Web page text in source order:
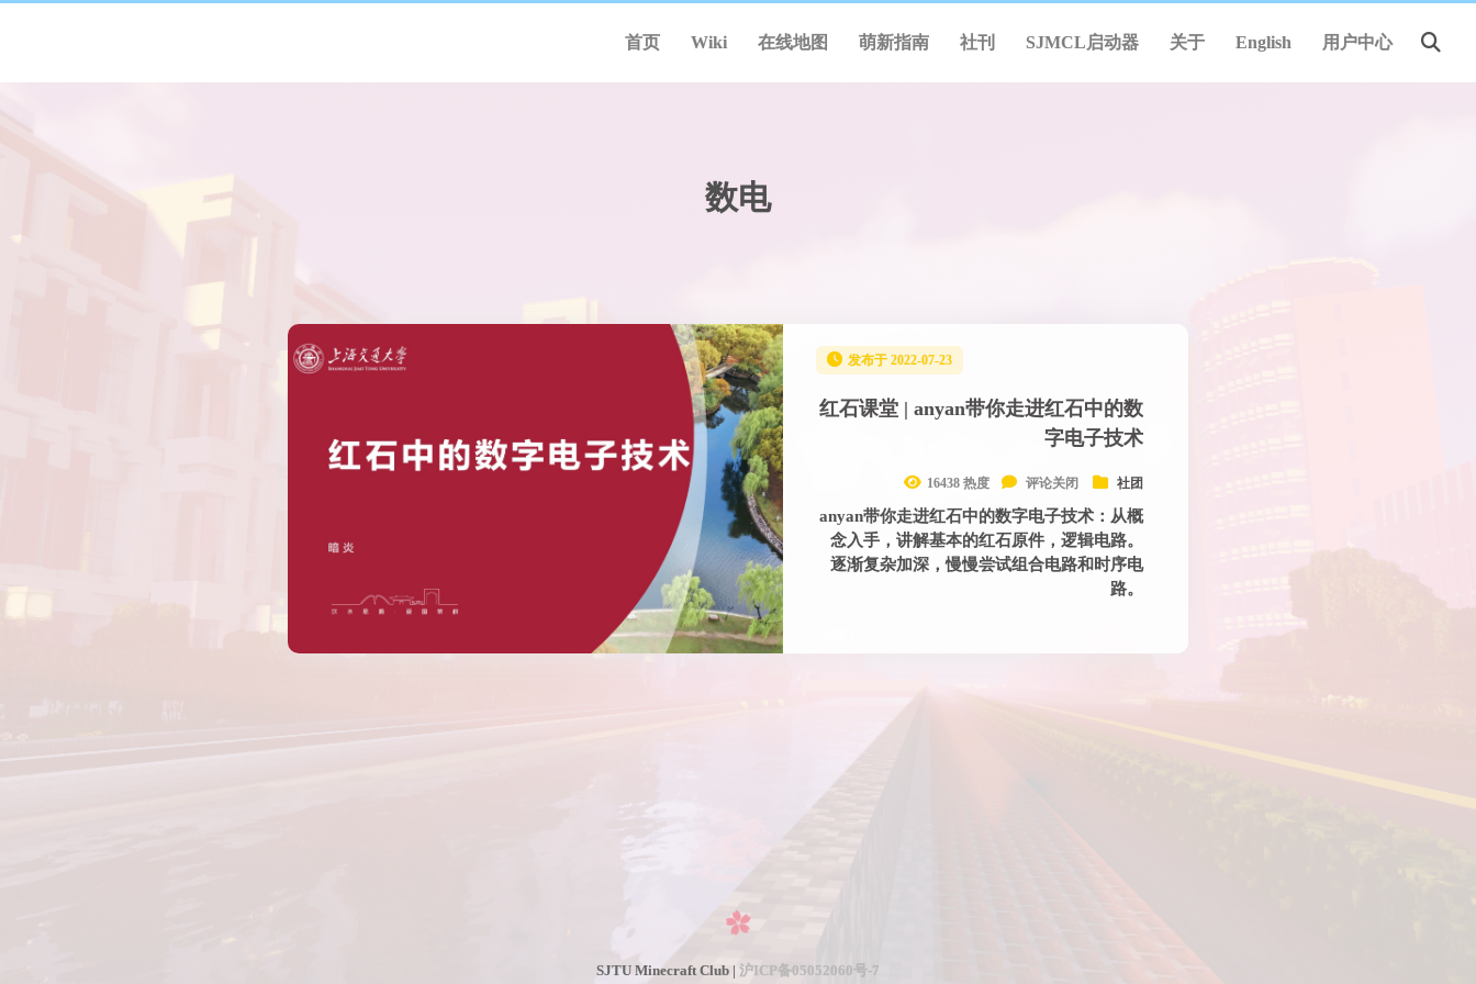
首页 Wiki 在线地图 萌新指南 社刊 SJMCL启动器 关于 English 用户中心
数电
发布于 2022-07-23
红石课堂 | anyan带你走进红石中的数
字电子技术
16438 热度 评论关闭 社团
anyan带你走进红石中的数字电子技术：从概
念入手，讲解基本的红石原件，逻辑电路。
逐渐复杂加深，慢慢尝试组合电路和时序电
路。
SJTU Minecraft Club | 沪ICP备05052060号-7